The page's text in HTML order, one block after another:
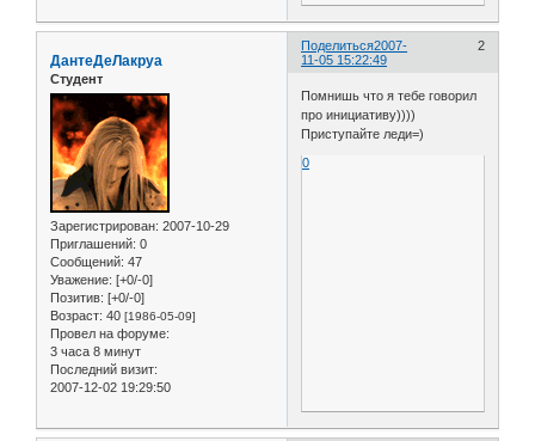
Поделиться 2
2007-
11-05 15:22:49
ДантеДеЛакруа
Студент
Зарегистрирован: 2007-10-29
Приглашений: 0
Сообщений: 47
Уважение: [+0/-0]
Позитив: [+0/-0]
Возраст: 40 [1986-05-09]
Провел на форуме:
3 часа 8 минут
Последний визит:
2007-12-02 19:29:50
Помнишь что я тебе говорил
про инициативу))))
Приступайте леди=)
0